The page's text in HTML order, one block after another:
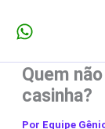
para
conteúdo
Quem
casinha?
Por Equipe